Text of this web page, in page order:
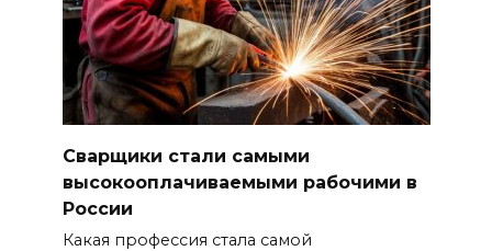
Сварщики стали самыми
высокооплачиваемыми рабочими в
России
Какая профессия стала самой